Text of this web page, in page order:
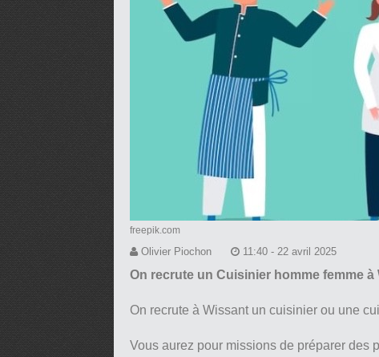
freepik.com
Olivier Piochon 11:40 - 22 avril 2025
On recrute un Cuisinier homme femme à
On recrute à Wissant un cuisinier ou une
Vous aurez pour missions de préparer des